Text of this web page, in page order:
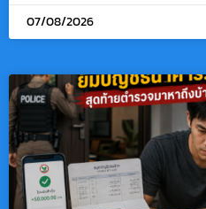
07/08/2026